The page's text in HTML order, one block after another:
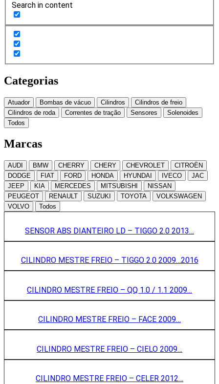
Search in content
Categorias
Atuador Bombas de vácuo Cilindros
Cilindros de freio
Cilindros de roda
Correntes de tração Sensores
Solenoides
Todos
Marcas
AUDI BMW CHERRY CHERY CHEVROLET
CITROËN
DODGE
FIAT FORD HONDA HYUNDAI IVECO
JAC
JEEP
KIA MERCEDES MITSUBISHI
NISSAN
PEUGEOT
RENAULT SUZUKI TOYOTA
VOLKSWAGEN
VOLVO
Todos
SENSOR ABS DIANTEIRO LD – TIGGO 2.0 2013…
CILINDRO MESTRE FREIO – TIGGO 2.0 2009…2016
CILINDRO MESTRE FREIO – QQ 1.0 / 1.1 2009…
CILINDRO MESTRE FREIO – FACE 2009…
CILINDRO MESTRE FREIO – CIELO 2009…
CILINDRO MESTRE FREIO – CELER 2012…